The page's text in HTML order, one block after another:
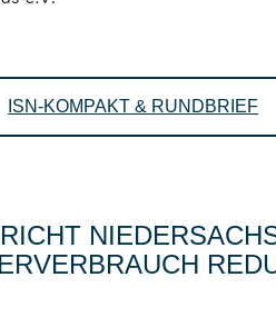
ISN-KOMPAKT & RUNDBRIEF